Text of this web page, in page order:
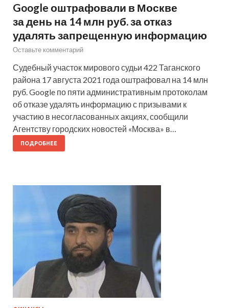
Google оштрафовали в Москве
за день на 14 млн руб. за отказ
удалять запрещенную информацию
Оставьте комментарий
Судебный участок мирового судьи 422 Таганского
района 17 августа 2021 года оштрафовал на 14 млн
руб. Google по пяти административным протоколам
об отказе удалять информацию с призывами к
участию в несогласованных акциях, сообщили
Агентству городских новостей «Москва» в…
ПОДРОБНЕЕ